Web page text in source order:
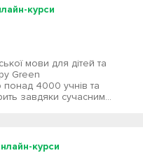
курси
мови для дітей та
Green
4000 учнів та
завдяки сучасним...
курси